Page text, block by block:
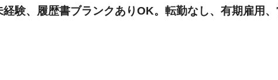
経験、履歴書ブランクありOK。転勤なし、有期雇用